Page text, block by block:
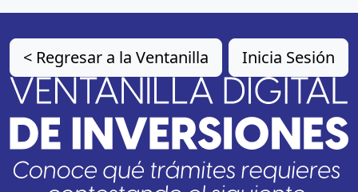
< Regresar a la Ventanilla Inicia Sesión